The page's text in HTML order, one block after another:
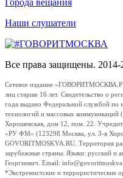
Наши слушатели
Все права защищены.
Сетевое издание
лиц старше 16 лет. Свидетельство о
года выдано Федеральной службой по
технологий и массовых
Хорошевская, дом 12, пом. 22.
«РУ ФМ» (123298 Москва, ул. 3-я
GOVORITMOSKVA.RU. Территория
зарубежные страны. Языки: русский и
Георгиевич. Email:
*Экстремистские и террористические